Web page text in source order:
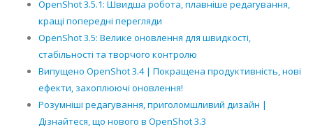
OpenShot 3.5.1: Швидша робота, плавніше редагування,
кращі попередні перегляди
OpenShot 3.5: Велике оновлення для швидкості,
стабільності та творчого контролю
Випущено OpenShot 3.4 | Покращена продуктивність, нові
ефекти, захоплюючі оновлення!
Розумніші редагування, приголомшливий дизайн |
Дізнайтеся, що нового в OpenShot 3.3